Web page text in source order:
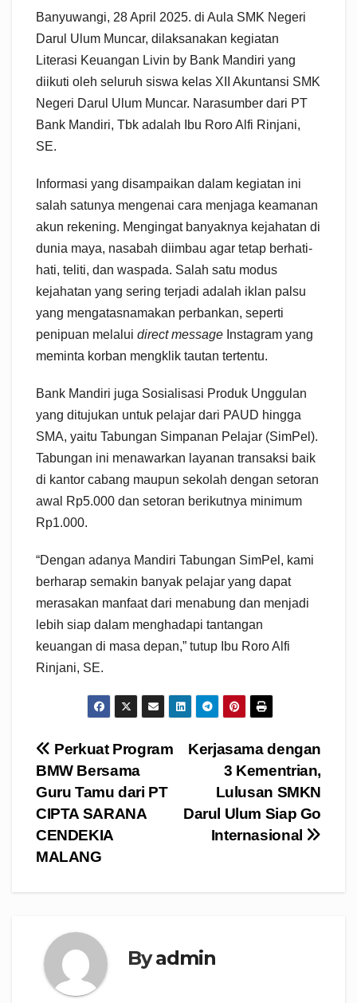
Banyuwangi, 28 April 2025. di Aula SMK Negeri
Darul Ulum Muncar, dilaksanakan kegiatan
Literasi Keuangan Livin by Bank Mandiri yang
diikuti oleh seluruh siswa kelas XII Akuntansi SMK
Negeri Darul Ulum Muncar. Narasumber dari PT
Bank Mandiri, Tbk adalah Ibu Roro Alfi Rinjani,
SE.
Informasi yang disampaikan dalam kegiatan ini
salah satunya mengenai cara menjaga keamanan
akun rekening. Mengingat banyaknya kejahatan di
dunia maya, nasabah diimbau agar tetap berhati-
hati, teliti, dan waspada. Salah satu modus
kejahatan yang sering terjadi adalah iklan palsu
yang mengatasnamakan perbankan, seperti
penipuan melalui direct message Instagram yang
meminta korban mengklik tautan tertentu.
Bank Mandiri juga Sosialisasi Produk Unggulan
yang ditujukan untuk pelajar dari PAUD hingga
SMA, yaitu Tabungan Simpanan Pelajar (SimPel).
Tabungan ini menawarkan layanan transaksi baik
di kantor cabang maupun sekolah dengan setoran
awal Rp5.000 dan setoran berikutnya minimum
Rp1.000.
“Dengan adanya Mandiri Tabungan SimPel, kami
berharap semakin banyak pelajar yang dapat
merasakan manfaat dari menabung dan menjadi
lebih siap dalam menghadapi tantangan
keuangan di masa depan,” tutup Ibu Roro Alfi
Rinjani, SE.
Navigasi
pos
Kerjasama dengan
3 Kementrian,
Lulusan SMKN
Darul Ulum Siap Go
Internasional
Perkuat Program
BMW Bersama
Guru Tamu dari PT
CIPTA SARANA
CENDEKIA
MALANG
Byadmin